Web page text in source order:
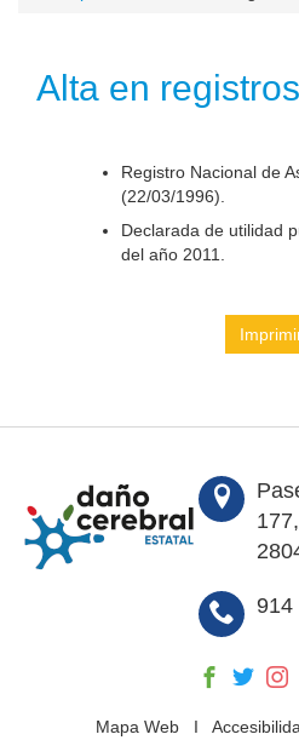
Alta en
Registro Nacional de
(22/03/1996).
Declarada de utilidad
del año 2011.
914
Mapa WebI